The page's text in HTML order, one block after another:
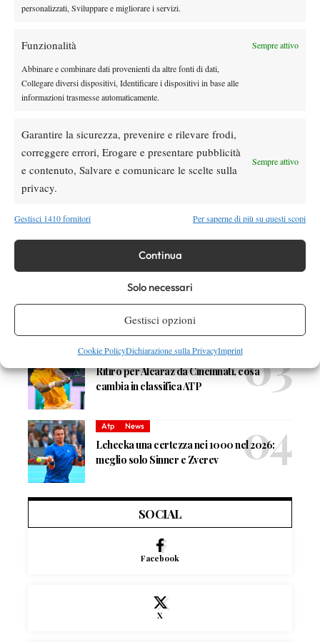
personalizzati, Sviluppare e migliorare i servizi.
Funzionalità Sempre attivo
Abbinare e combinare dati provenienti da altre fonti di dati,
Collegare diversi dispositivi, Identificare i dispositivi in base alle
informazioni trasmesse automaticamente.
Garantire la sicurezza, prevenire e rilevare frodi,
correggere errori, Erogare e presentare pubblicità
e contenuto, Salvare e comunicare le scelte sulla
privacy.
Sempre attivo
Gestisci 1410 fornitori Per saperne di più su questi scopi
Continua
Solo necessari
Gestisci opzioni
Cookie PolicyDichiarazione sulla PrivacyImprint
torneo, ma così non è stato, come confermato dalle parole di
capitano, dobbiamo cercare di lasciarci il passato alle spalle e
di guardare al futuro con positività“.
DI TENDENZA
Nadal al comando della classifica
Masters 1000 Montreal 2026, Cobolli: “Da
più presto”
Atp News
Ritiro per Alcaraz da Cincinnati, cosa
cambia in classifica ATP
Atp News
Lehecka una certezza nei 1000 nel 2026:
meglio solo Sinner e Zverev
SOCIAL
Facebook
X